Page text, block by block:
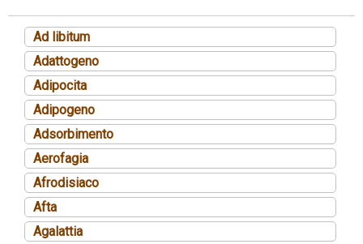
Ad libitum
Adattogeno
Adipocita
Adipogeno
Adsorbimento
Aerofagia
Afrodisiaco
Afta
Agalattia